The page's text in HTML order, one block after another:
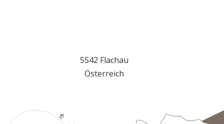
5542 Flachau
Österreich